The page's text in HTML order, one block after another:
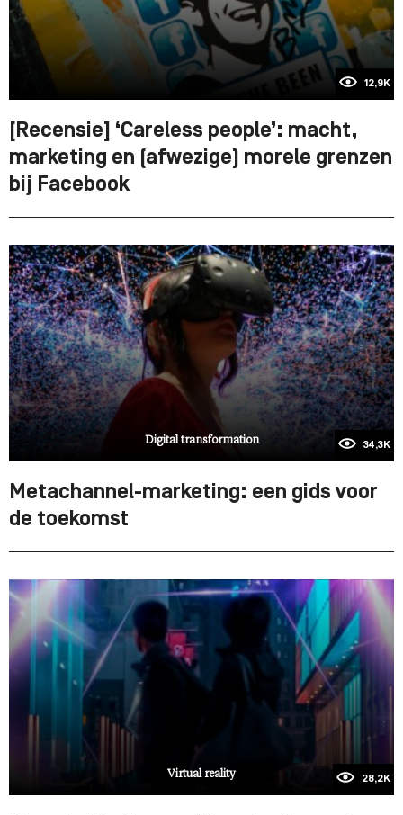
12,9K
[Recensie] ‘Careless people’: macht,
marketing en (afwezige) morele grenzen
bij Facebook
Digital transformation 34,3K
Metachannel-marketing: een gids voor
de toekomst
Virtual reality 28,2K